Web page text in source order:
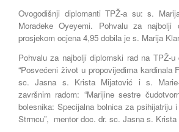
Ovogodišnji diplomanti TPŽ-a su: s.
Moradeke Oyeyemi. Pohvalu za
prosjekom ocjena 4,95 dobila je s. Marija
Pohvalu za najbolji diplomski rad na TPŽ-
“Posvećeni život u propovijedima kardinala
sc. Jasna s. Krista Mijatović i s.
završnim radom: “Marijine sestre
bolesnika: Specijalna bolnica za psihijatriju
Strmcu”, mentor doc. dr. sc. Jasna s.